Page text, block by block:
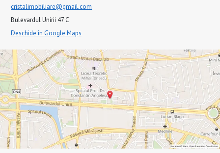
cristalimobiliare@gmail.com
Bulevardul Unirii 47 C
Deschide în Google Maps